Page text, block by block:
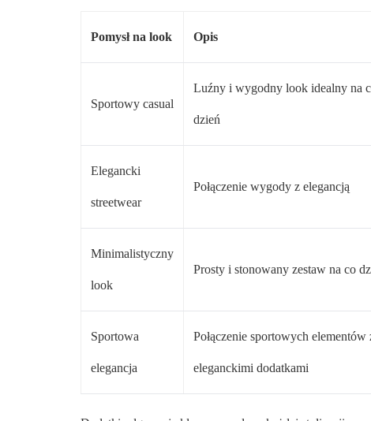
Pomysł na look Opis
Sportowy casual
Luźny i wygodny look idealny na
dzień
Elegancki
streetwear
Połączenie wygody z elegancją
Minimalistyczny
look
Prosty i stonowany zestaw na co
Sportowa
elegancja
Połączenie sportowych elementów
eleganckimi dodatkami